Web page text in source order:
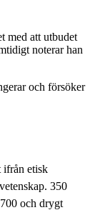
med att utbudet
noterar han
och försöker
ifrån etisk
350
och drygt